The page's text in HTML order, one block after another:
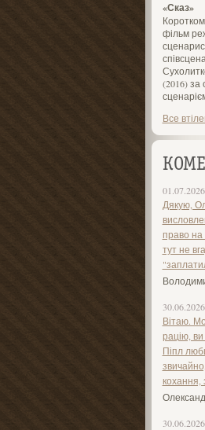
«Сказ»
фільм
(2016)
Все
Дякую,
право
тут не
Вітаю.
рацію, ви
Піпл
кохання,